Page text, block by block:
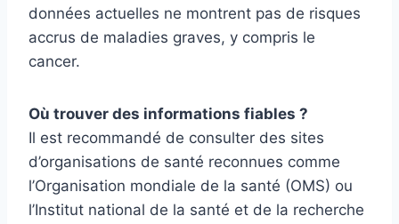
données actuelles ne montrent pas de risques
accrus de maladies graves, y compris le
cancer.
Où trouver des informations fiables ?
Il est recommandé de consulter des sites
d’organisations de santé reconnues comme
l’Organisation mondiale de la santé (OMS) ou
l’Institut national de la santé et de la recherche